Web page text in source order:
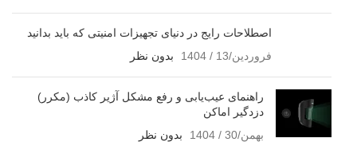
اصطلاحات رایج در دنیای تجهیزات امنیتی که باید بدانید
فروردین/13 / 1404
بدون نظر
راهنمای عیب‌یابی و رفع مشکل آژیر کاذب (مکرر)
دزدگیر اماکن
بهمن/30 / 1404
بدون نظر